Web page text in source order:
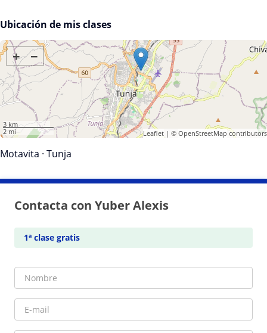
Ubicación de mis clases
+ −
3 km
2 mi
Leaflet| © OpenStreetMap contributors
Motavita · Tunja
Contacta con Yuber Alexis
1ª clase gratis